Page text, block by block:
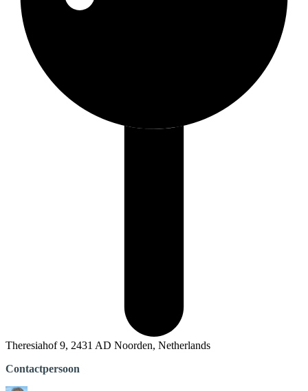
Theresiahof 9, 2431 AD Noorden, Netherlands
Contactpersoon